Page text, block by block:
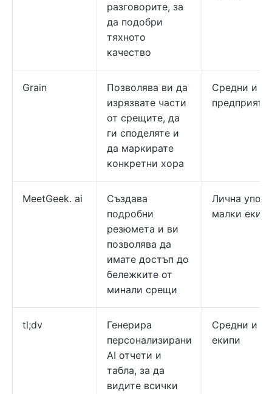
разговорите, за
да подобри
тяхното
качество
Grain
Позволява ви да
изрязвате части
от срещите, да
ги споделяте и
да маркирате
конкретни хора
Средни и
MeetGeek. ai
Създава
подробни
резюмета и ви
позволява да
имате достъп до
бележките от
минали срещи
Лична
малки
tl;dv
Генерира
персонализирани
AI отчети и
табла, за да
видите всички
Средни и
екипи